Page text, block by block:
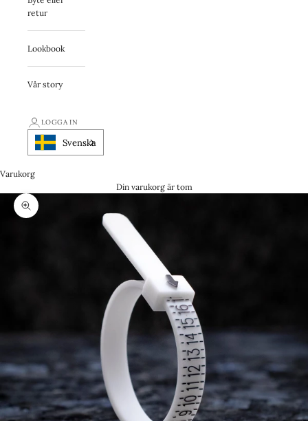
retur
Lookbook
Vår story
LOGGA IN
Svenska
Varukorg
Din varukorg är tom
Zooma